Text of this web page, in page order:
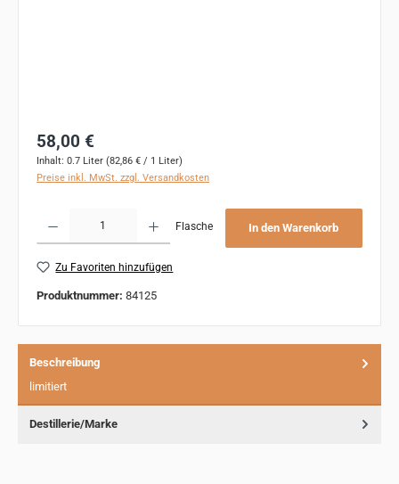
Regulärer Preis:
58,00 €
Inhalt: 0.7 Liter (82,86 € / 1 Liter)
Preise inkl. MwSt. zzgl. Versandkosten
Flasche In den Warenkorb
Zu Favoriten hinzufügen
Produktnummer: 84125
Beschreibung
limitiert
Destillerie/Marke